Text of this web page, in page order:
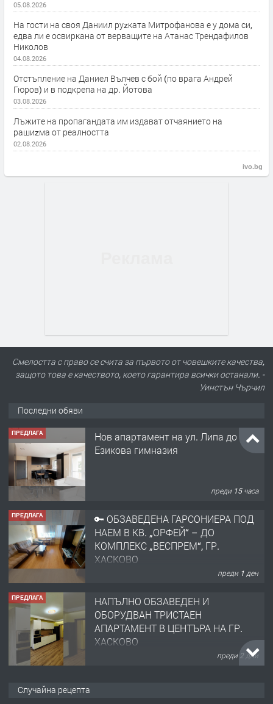
05.08.2026
На гости на своя Даниил руzката Митрофанова е у дома си,
едва ли е освиркана от верващите на Атанас Трендафилов
Николов
04.08.2026
Отстъпление на Даниел Вълчев с бой (по врага Андрей
Гюров) и в подкрепа на др. Йотова
03.08.2026
Лъжите на пропагандата им издават отчаянието на
рашиzма от реалността
02.08.2026
ivo.bg
Смелостта с право се счита за първото от човешките качества,
защото това е качеството, което гарантира всички останали. -
Уинстън Чърчил
Последни обяви
ПРЕДЛАГА
Нов апартамент на ул. Липа до
Езикова гимназия
преди 15 часа
ПРЕДЛАГА
🔑 ОБЗАВЕДЕНА ГАРСОНИЕРА ПОД
НАЕМ В КВ. „ОРФЕЙ“ – ДО
КОМПЛЕКС „ВЕСПРЕМ“, ГР.
ХАСКОВО
преди 1 ден
ПРЕДЛАГА
НАПЪЛНО ОБЗАВЕДЕН И
ОБОРУДВАН ТРИСТАЕН
АПАРТАМЕНТ В ЦЕНТЪРА НА ГР.
ХАСКОВО
преди 2 дни
Случайна рецепта